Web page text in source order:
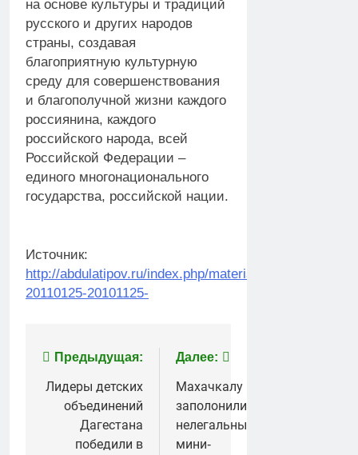
на основе культуры и традиций
русского и других народов
страны, создавая
благоприятную культурную
среду для совершенствования
и благополучной жизни каждого
россиянина, каждого
российского народа, всей
Российской Федерации –
единого многонационального
государства, российской нации.
Источник:
http://abdulatipov.ru/index.php/materials/301-
20110125-20101125-
Навигация
по
записям
Предыдущая:
Лидеры детских
объединений
Дагестана
победили в
Далее:
Махачкалу
заполонили
нелегальные
мини-